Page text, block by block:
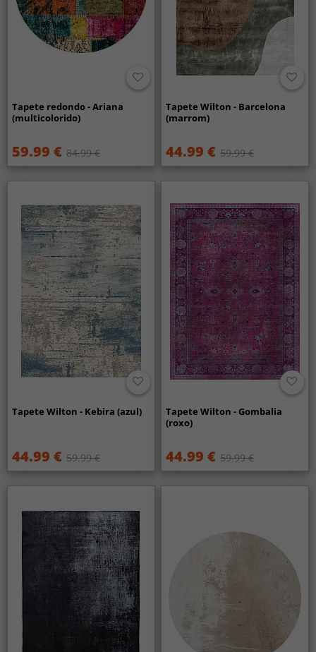
Tapete redondo - Ariana
(multicolorido)
59.99 € 84.99 €
Tapete Wilton - Barcelona
(marrom)
44.99 € 59.99 €
Tapete Wilton - Kebira (azul)
44.99 € 59.99 €
Tapete Wilton - Gombalia
(roxo)
44.99 € 59.99 €